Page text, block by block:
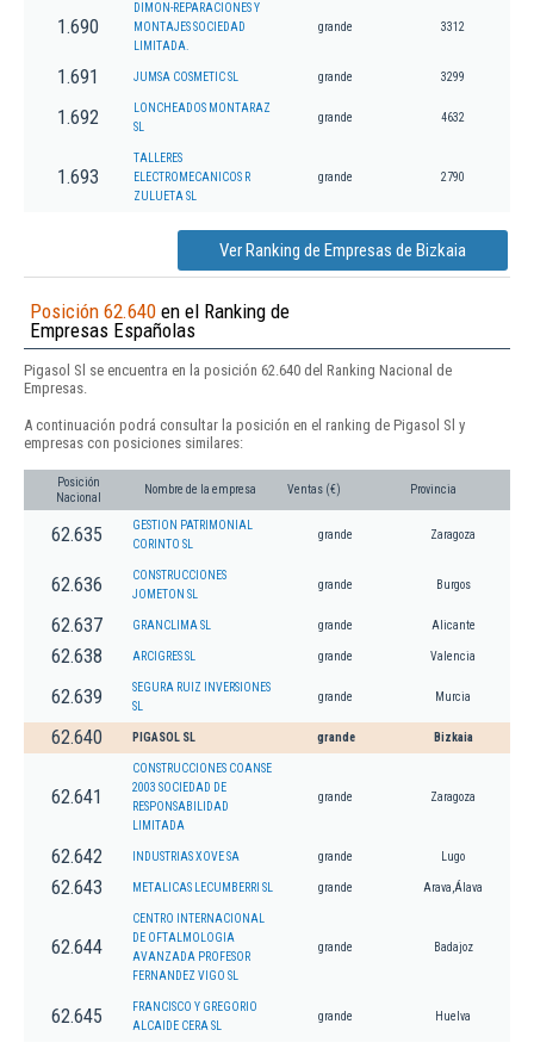
1.690
DIMON-REPARACIONES Y
MONTAJES SOCIEDAD
LIMITADA.
grande 3312
1.691 JUMSA COSMETIC SL grande 3299
1.692
LONCHEADOS MONTARAZ
SL
grande 4632
1.693
TALLERES
ELECTROMECANICOS R
ZULUETA SL
grande 2790
Ver Ranking de Empresas de Bizkaia
Posición 62.640 en el Ranking de
Empresas Españolas
Pigasol Sl se encuentra en la posición 62.640 del Ranking Nacional de
Empresas.
A continuación podrá consultar la posición en el ranking de Pigasol Sl y
empresas con posiciones similares:
Posición
Nacional
Nombre de la empresa Ventas (€) Provincia
62.635
GESTION PATRIMONIAL
CORINTO SL
grande Zaragoza
62.636
CONSTRUCCIONES
JOMETON SL
grande Burgos
62.637 GRANCLIMA SL grande Alicante
62.638 ARCIGRES SL grande Valencia
62.639
SEGURA RUIZ INVERSIONES
SL
grande Murcia
62.640 PIGASOL SL grande Bizkaia
62.641
CONSTRUCCIONES COANSE
2003 SOCIEDAD DE
RESPONSABILIDAD
LIMITADA
grande Zaragoza
62.642 INDUSTRIAS XOVE SA grande Lugo
62.643 METALICAS LECUMBERRI SL grande Arava,Álava
62.644
CENTRO INTERNACIONAL
DE OFTALMOLOGIA
AVANZADA PROFESOR
FERNANDEZ VIGO SL
grande Badajoz
62.645
FRANCISCO Y GREGORIO
ALCAIDE CERA SL
grande Huelva